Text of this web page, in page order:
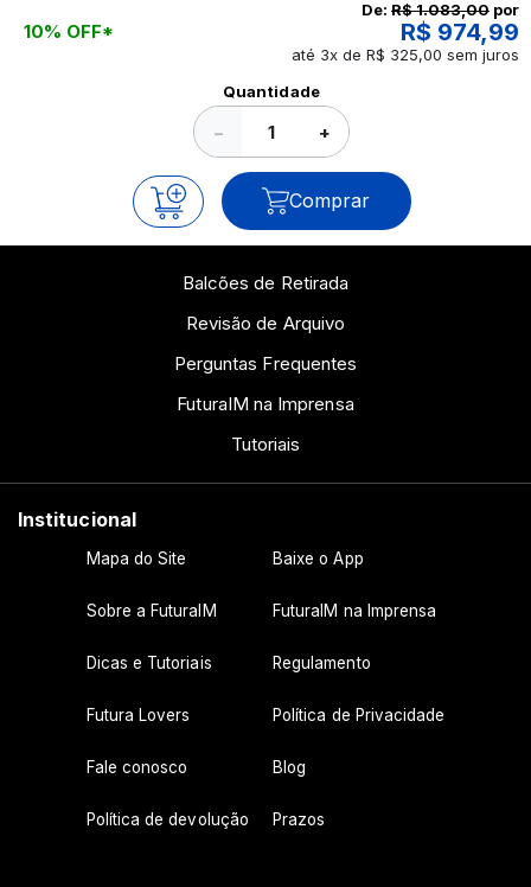
continue a leitura que vamos revelar para você!
10% OFF*
De: R$ 1.083,00 por
R$ 974,99
até 3x de R$ 325,00 sem juros
Quantidade
− +
Comprar
Balcões de Retirada
Revisão de Arquivo
Perguntas Frequentes
FuturaIM na Imprensa
Tutoriais
Institucional
Mapa do Site Baixe o App
Sobre a FuturaIM FuturaIM na Imprensa
Dicas e Tutoriais Regulamento
Futura Lovers Política de Privacidade
Fale conosco Blog
Política de devolução Prazos